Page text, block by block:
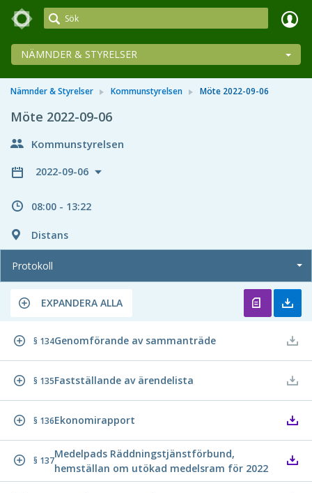
Meetings+
NÄMNDER & STYRELSER
Nämnder & Styrelser Kommunstyrelsen Möte 2022-09-06
Möte 2022-09-06
Kommunstyrelsen
2022-09-06
08:00 - 13:22
Distans
Protokoll
EXPANDERA ALLA
§ 134Genomförande av sammanträde
§ 135Fastställande av ärendelista
§ 136Ekonomirapport
§ 137
Medelpads Räddningstjänstförbund,
hemställan om utökad medelsram för 2022